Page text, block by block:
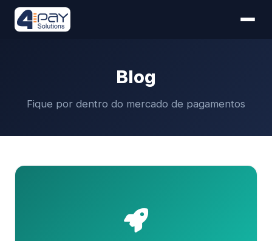
Blog
Fique por dentro do mercado de pagamentos